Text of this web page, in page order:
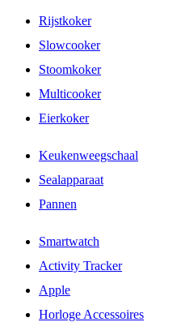
Rijstkoker
Slowcooker
Stoomkoker
Multicooker
Eierkoker
Keukenweegschaal
Sealapparaat
Pannen
Smartwatch
Activity Tracker
Apple
Horloge Accessoires